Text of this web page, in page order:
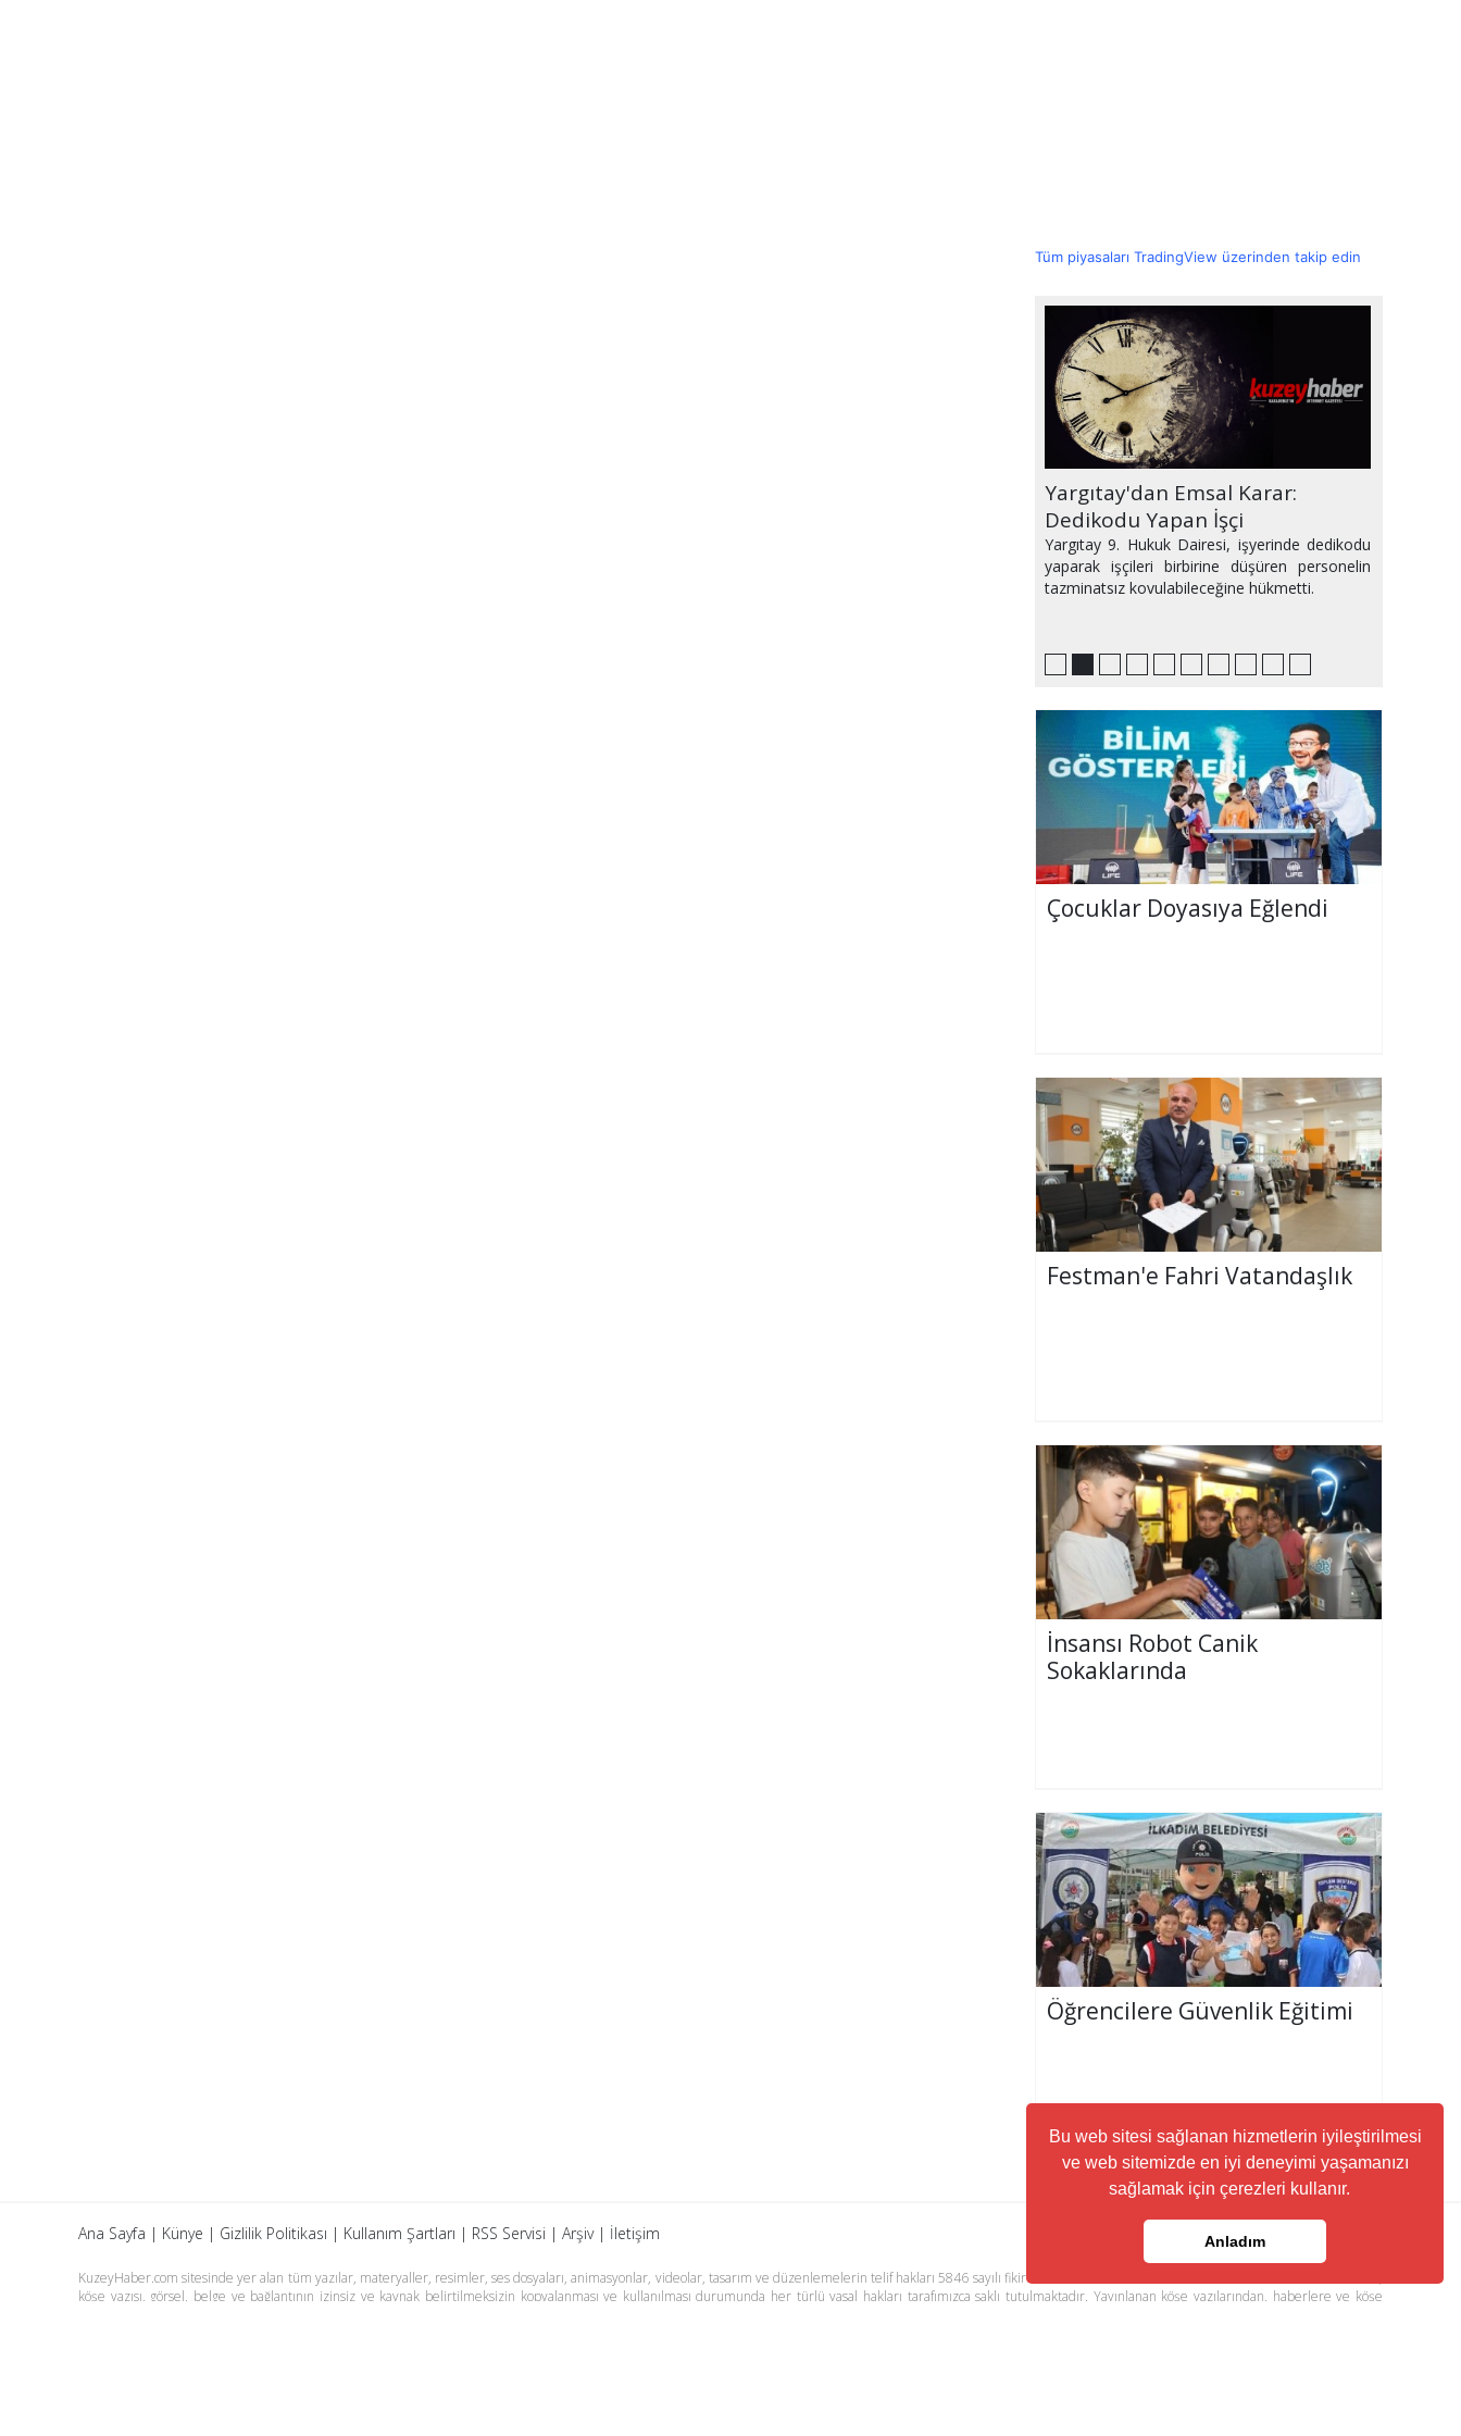
Bu web sitesi sağlanan hizmetlerin iyileştirilmesi
ve web sitemizde en iyi deneyimi yaşamanızı
sağlamak için çerezleri kullanır.
Anladım
Tüm piyasaları TradingView üzerinden takip edin
Ağustos Ayı Avrupa'yı Sıcaktan
Kavurdu
Yargıtay'dan Emsal Karar:
Dedikodu Yapan İşçi
Yargıtay 9. Hukuk Dairesi, işyerinde dedikodu
yaparak işçileri birbirine düşüren personelin
tazminatsız kovulabileceğine hükmetti.
Bu Hafta Sinemalarda Yeni
Filmler Var
PlayStation'da Zirvede Hangi
Oyunlar Var?
Samsun'da Haftanın Etkinlikleri
Medyum Makbule Kimdir ve
Makbule Hoca Büyü Bozar mı?
IQ sıralamasında geriledik!
2,5 saatimiz sosyal medyada
geçiyor
Plajda2.5 ton atık
Evinizi Yeni Gibi Gösterecek
Dekorasyon Önerileri
Çocuklar Doyasıya Eğlendi
Festman'e Fahri Vatandaşlık
İnsansı Robot Canik
Sokaklarında
Öğrencilere Güvenlik Eğitimi
Ana Sayfa | Künye | Gizlilik Politikası | Kullanım Şartları | RSS Servisi | Arşiv| İletişim
KuzeyHaber.com sitesinde yer alan tüm yazılar, materyaller, resimler, ses dosyaları, animasyonlar, videolar, tasarım ve düzenlemelerin telif hakları 5846 sayılı fikir ve sanat eserleri kanunu ile korunmaktadır. Her türlü haber,
köşe yazısı, görsel, belge ve bağlantının izinsiz ve kaynak belirtilmeksizin kopyalanması ve kullanılması durumunda her türlü yasal hakları tarafımızca saklı tutulmaktadır. Yayınlanan köşe yazılarından, haberlere ve köşe